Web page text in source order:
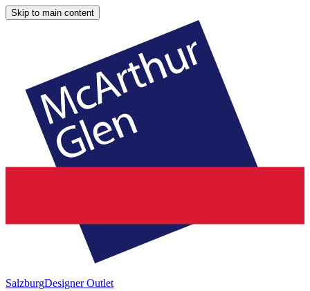
Skip to main content
SalzburgDesigner Outlet